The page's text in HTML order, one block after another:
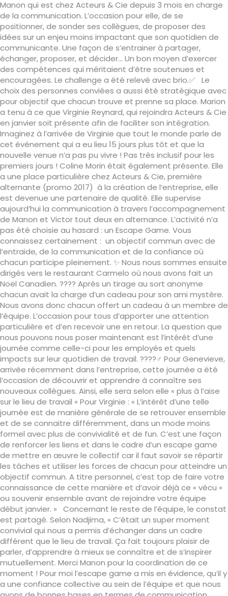
Manon qui est chez Acteurs & Cie depuis 3 mois en charge
de la communication. L’occasion pour elle, de se
positionner, de sonder ses collègues, de proposer des
idées sur un enjeu moins impactant que son quotidien de
communicante. Une façon de s’entrainer à partager,
échanger, proposer, et décider… Un bon moyen d’exercer
des compétences qui méritaient d’être soutenues et
encouragées. Le challenge a été relevé avec brio.✅ Le
choix des personnes conviées a aussi été stratégique avec
pour objectif que chacun trouve et prenne sa place. Marion
a tenu à ce que Virginie Reynard, qui rejoindra Acteurs & Cie
en janvier soit présente afin de faciliter son intégration.
Imaginez à l’arrivée de Virginie que tout le monde parle de
cet événement qui a eu lieu 15 jours plus tôt et que la
nouvelle venue n’a pas pu vivre ! Pas très inclusif pour les
premiers jours ! Coline Morin était également présente. Elle
a une place particulière chez Acteurs & Cie, première
alternante (promo 2017) à la création de l‘entreprise, elle
est devenue une partenaire de qualité. Elle supervise
aujourd’hui la communication à travers l’accompagnement
de Manon et Victor tout deux en alternance. L’activité n’a
pas été choisie au hasard : un Escape Game. Vous
connaissez certainement : un objectif commun avec de
l’entraide, de la communication et de la confiance où
chacun participe pleinement. ✨ Nous nous sommes ensuite
dirigés vers le restaurant Carmelo où nous avons fait un
Noël Canadien. ???? Après un tirage au sort anonyme
chacun avait la charge d’un cadeau pour son ami mystère.
Nous avons donc chacun offert un cadeau à un membre de
l’équipe. L’occasion pour tous d’apporter une attention
particulière et d’en recevoir une en retour. La question que
nous pouvons nous poser maintenant est l’intérêt d’une
journée comme celle-ci pour les employés et quels
impacts sur leur quotidien de travail. ????️‍♂️ Pour Genevieve,
arrivée récemment dans l’entreprise, cette journée a été
l’occasion de découvrir et apprendre à connaître ses
nouveaux collègues. Ainsi, elle sera selon elle « plus à l’aise
sur le lieu de travail » Pour Virginie : « L’intérêt d’une telle
journée est de manière générale de se retrouver ensemble
et de se connaitre différemment, dans un mode moins
formel avec plus de convivialité et de fun. C’est une façon
de renforcer les liens et dans le cadre d’un escape game
de mettre en œuvre le collectif car il faut savoir se répartir
les tâches et utiliser les forces de chacun pour atteindre un
objectif commun. A titre personnel, c’est top de faire votre
connaissance de cette manière et d’avoir déjà ce « vécu »
ou souvenir ensemble avant de rejoindre votre équipe
début janvier. » Concernant le reste de l’équipe, le constat
est partagé. Selon Nadjima, « C’était un super moment
convivial qui nous a permis d’échanger dans un cadre
différent que le lieu de travail. Ça fait toujours plaisir de
parler, d’apprendre à mieux se connaître et de s’inspirer
mutuellement. Merci Manon pour la coordination de ce
moment ! Pour moi l’escape game a mis en évidence, qu’il y
a une confiance collective au sein de l’équipe et que nous